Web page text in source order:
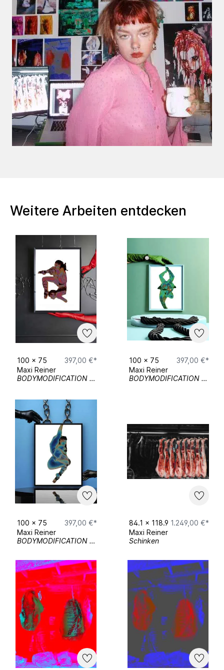
Weitere Arbeiten entdecken
100 x 75
397,00 €*
Maxi Reiner
BODYMODIFICATION 03
100 x 75
397,00 €*
Maxi Reiner
BODYMODIFICATION 02
100 x 75
397,00 €*
Maxi Reiner
BODYMODIFICATION 01
84.1 x 118.9 1.249,00 €*
Maxi Reiner
Schinken